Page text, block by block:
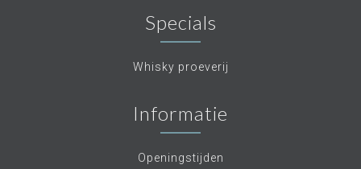
Specials
Whisky proeverij
Informatie
Openingstijden